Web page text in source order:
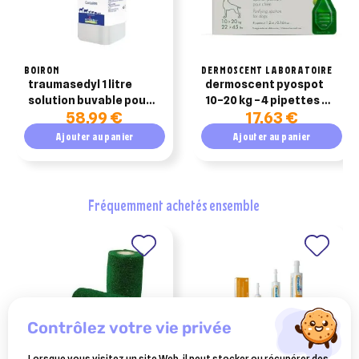
BOIRON
traumasedyl 1 litre
solution buvable pour
traumatismes
58,99 €
Ajouter au panier
DERMOSCENT LABORATOIRE
dermoscent pyospot
10–20 kg – 4 pipettes de
17,63 €
Ajouter au panier
fréquemment achetés ensemble
contrôlez votre vie privée